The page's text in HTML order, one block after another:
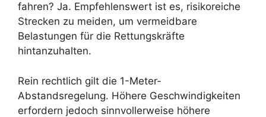
fahren? Ja. Empfehlenswert ist es, risikoreiche
Strecken zu meiden, um vermeidbare
Belastungen für die Rettungskräfte
hintanzuhalten.
Rein rechtlich gilt die 1-Meter-
Abstandsregelung. Höhere Geschwindigkeiten
erfordern jedoch sinnvollerweise höhere